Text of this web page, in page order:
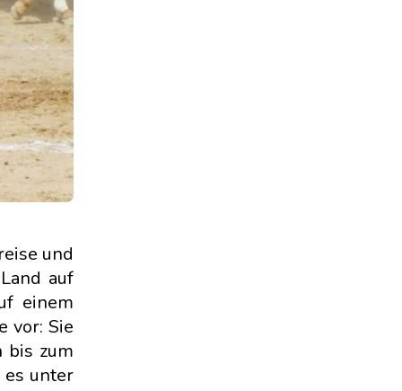
und
auf
einem
vor: Sie
bis zum
unter